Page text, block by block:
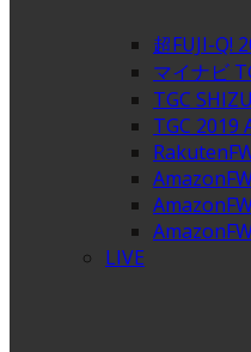
超FUJI-Q!
マイナビ
TGC
TGC 2019
LIVE